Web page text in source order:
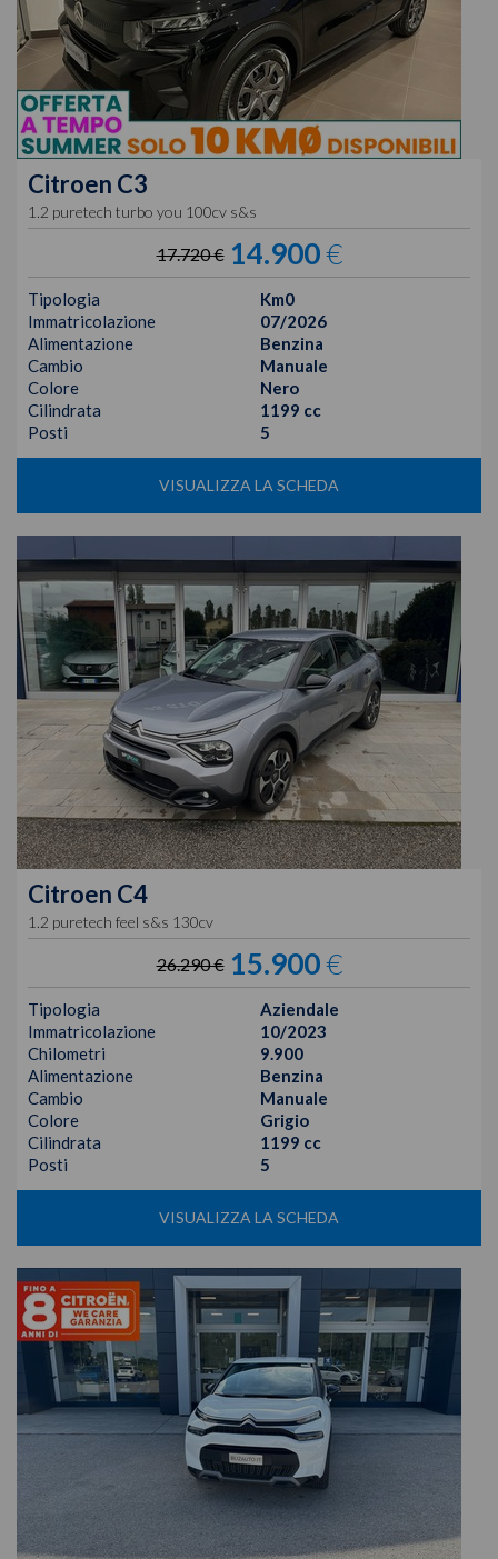
Citroen C3
1.2 puretech turbo you 100cv s&s
17.720 € 14.900€
Tipologia
Km0
Immatricolazione
07/2026
Alimentazione
Benzina
Cambio
Manuale
Colore
Nero
Cilindrata
1199 cc
Posti
5
VISUALIZZA LA SCHEDA
Citroen C4
1.2 puretech feel s&s 130cv
26.290 € 15.900€
Tipologia
Aziendale
Immatricolazione
10/2023
Chilometri
9.900
Alimentazione
Benzina
Cambio
Manuale
Colore
Grigio
Cilindrata
1199 cc
Posti
5
VISUALIZZA LA SCHEDA